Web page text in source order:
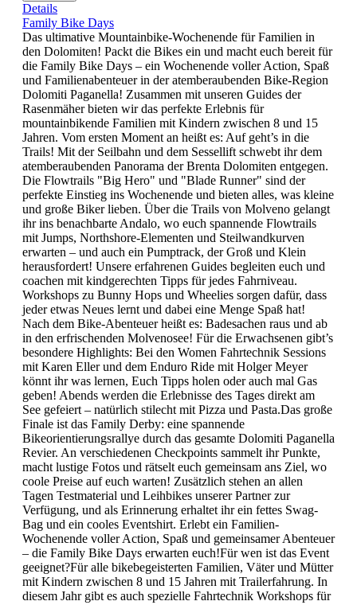
Details
Family Bike Days
Das ultimative Mountainbike-Wochenende für Familien in
den Dolomiten! Packt die Bikes ein und macht euch bereit für
die Family Bike Days – ein Wochenende voller Action, Spaß
und Familienabenteuer in der atemberaubenden Bike-Region
Dolomiti Paganella! Zusammen mit unseren Guides der
Rasenmäher bieten wir das perfekte Erlebnis für
mountainbikende Familien mit Kindern zwischen 8 und 15
Jahren. Vom ersten Moment an heißt es: Auf geht’s in die
Trails! Mit der Seilbahn und dem Sessellift schwebt ihr dem
atemberaubenden Panorama der Brenta Dolomiten entgegen.
Die Flowtrails "Big Hero" und "Blade Runner" sind der
perfekte Einstieg ins Wochenende und bieten alles, was kleine
und große Biker lieben. Über die Trails von Molveno gelangt
ihr ins benachbarte Andalo, wo euch spannende Flowtrails
mit Jumps, Northshore-Elementen und Steilwandkurven
erwarten – und auch ein Pumptrack, der Groß und Klein
herausfordert! Unsere erfahrenen Guides begleiten euch und
coachen mit kindgerechten Tipps für jedes Fahrniveau.
Workshops zu Bunny Hops und Wheelies sorgen dafür, dass
jeder etwas Neues lernt und dabei eine Menge Spaß hat!
Nach dem Bike-Abenteuer heißt es: Badesachen raus und ab
in den erfrischenden Molvenosee! Für die Erwachsenen gibt’s
besondere Highlights: Bei den Women Fahrtechnik Sessions
mit Karen Eller und dem Enduro Ride mit Holger Meyer
könnt ihr was lernen, Euch Tipps holen oder auch mal Gas
geben! Abends werden die Erlebnisse des Tages direkt am
See gefeiert – natürlich stilecht mit Pizza und Pasta.Das große
Finale ist das Family Derby: eine spannende
Bikeorientierungsrallye durch das gesamte Dolomiti Paganella
Revier. An verschiedenen Checkpoints sammelt ihr Punkte,
macht lustige Fotos und rätselt euch gemeinsam ans Ziel, wo
coole Preise auf euch warten! Zusätzlich stehen an allen
Tagen Testmaterial und Leihbikes unserer Partner zur
Verfügung, und als Erinnerung erhaltet ihr ein fettes Swag-
Bag und ein cooles Eventshirt. Erlebt ein Familien-
Wochenende voller Action, Spaß und gemeinsamer Abenteuer
– die Family Bike Days erwarten euch!Für wen ist das Event
geeignet?Für alle bikebegeisterten Familien, Väter und Mütter
mit Kindern zwischen 8 und 15 Jahren mit Trailerfahrung. In
diesem Jahr gibt es auch spezielle Fahrtechnik Workshops für